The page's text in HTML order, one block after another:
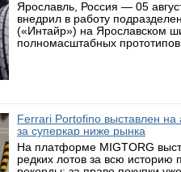
Ярославль, Россия — 05
внедрил в работу
(«Интайр») на Ярославском
полномасштабных
Ferrari Portofino выставлен на
за суперкар ниже рынка
На платформе MIGTORG
редких лотов за всю